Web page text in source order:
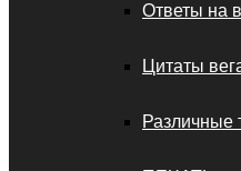
Ответы на
Цитаты
Различные